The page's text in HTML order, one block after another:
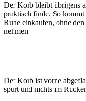
Der Korb bleibt übrigens
praktisch finde. So
Ruhe einkaufen, ohne
nehmen.
Der Korb ist vorne
spürt und nichts im